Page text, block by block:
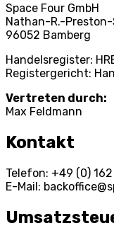
Space Four GmbH
Nathan-R.-Preston-
96052 Bamberg
Handelsregister:
Registergericht:
Vertreten durch:
Max Feldmann
Kontakt
Telefon: +49 (0)
E-Mail: